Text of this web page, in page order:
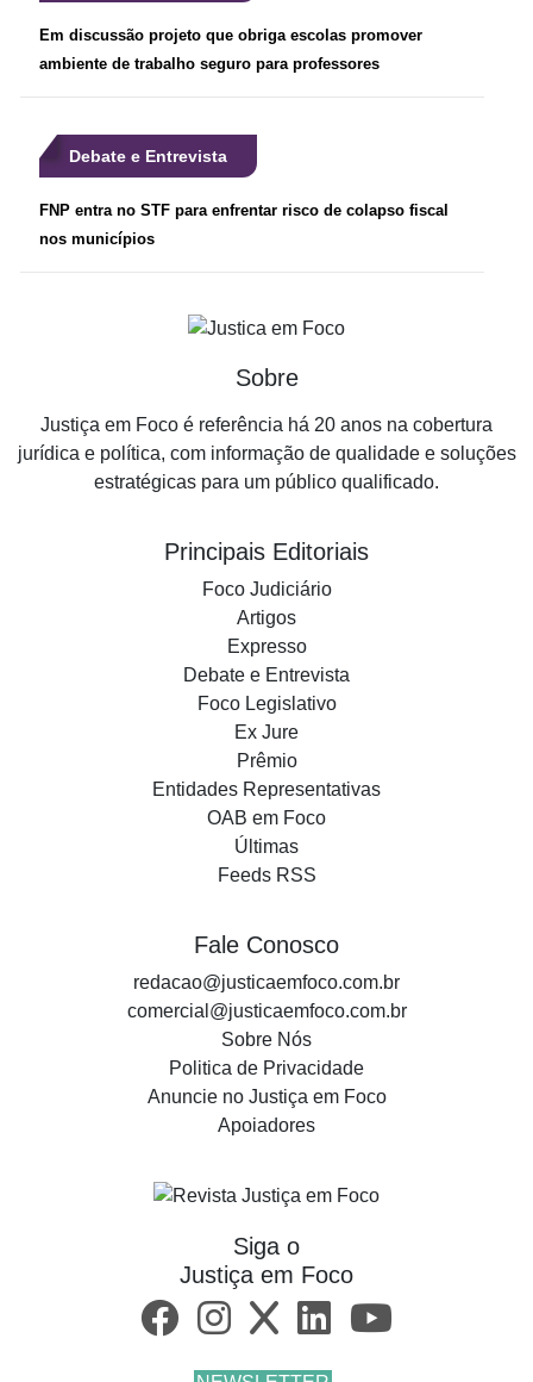
Em discussão projeto que obriga escolas promover
ambiente de trabalho seguro para professores
Debate e Entrevista
FNP entra no STF para enfrentar risco de colapso fiscal
nos municípios
Sobre
Justiça em Foco é referência há 20 anos na cobertura
jurídica e política, com informação de qualidade e soluções
estratégicas para um público qualificado.
Principais Editoriais
Foco Judiciário
Artigos
Expresso
Debate e Entrevista
Foco Legislativo
Ex Jure
Prêmio
Entidades Representativas
OAB em Foco
Últimas
Feeds RSS
Fale Conosco
redacao@justicaemfoco.com.br
comercial@justicaemfoco.com.br
Sobre Nós
Politica de Privacidade
Anuncie no Justiça em Foco
Apoiadores
Siga o
Justiça em Foco